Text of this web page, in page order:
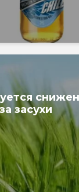
засухи